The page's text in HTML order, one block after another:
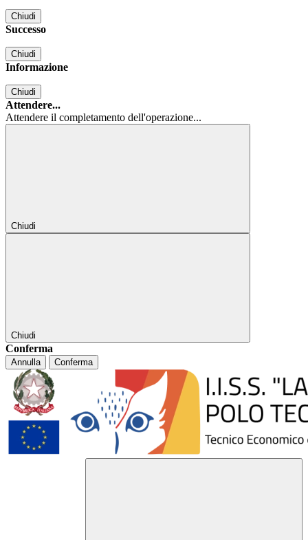
Chiudi
Successo
Chiudi
Informazione
Chiudi
Attendere...
Attendere il completamento dell'operazione...
Chiudi
Chiudi
Conferma
Annulla Conferma